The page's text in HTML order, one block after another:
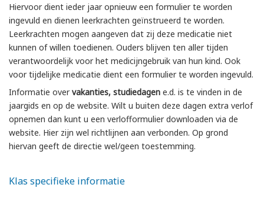
Hiervoor dient ieder jaar opnieuw een formulier te worden
ingevuld en dienen leerkrachten geïnstrueerd te worden.
Leerkrachten mogen aangeven dat zij deze medicatie niet
kunnen of willen toedienen. Ouders blijven ten aller tijden
verantwoordelijk voor het medicijngebruik van hun kind. Ook
voor tijdelijke medicatie dient een formulier te worden ingevuld.
Informatie overvakanties, studiedagen e.d. is te vinden in de
jaargids en op de website. Wilt u buiten deze dagen extra verlof
opnemen dan kunt u een verlofformulier downloaden via de
website. Hier zijn wel richtlijnen aan verbonden. Op grond
hiervan geeft de directie wel/geen toestemming.
Klas specifieke informatie